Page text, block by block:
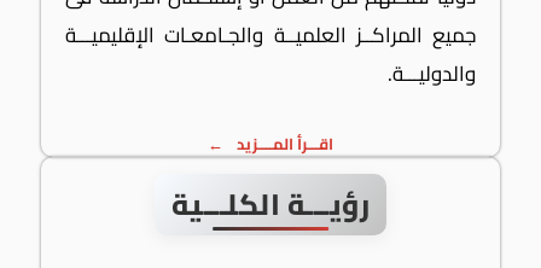
جميع المراكــز العلميــة والجـامعـات الإقليميـــة
والدوليـــة.
اقـــرأ المــــزيد
رؤيـــة الكلـــية